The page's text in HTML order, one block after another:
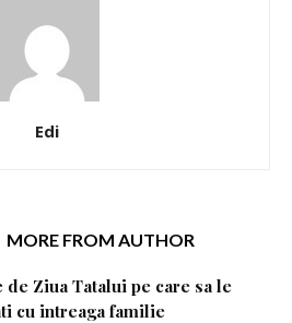
Edi
MORE FROM AUTHOR
de Ziua Tatalui pe care sa le
cu intreaga familie